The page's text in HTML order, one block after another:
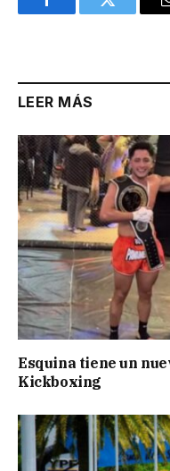
FacebookTwitter
LEER MÁS
Esquina tiene un
Kickboxing